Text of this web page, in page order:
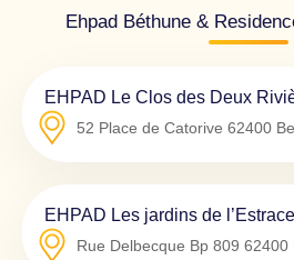
Ehpad Béthune &
EHPAD Le Clos des Deux
52 Place de Catorive 62400
EHPAD Les jardins de
Rue Delbecque Bp 809 62400